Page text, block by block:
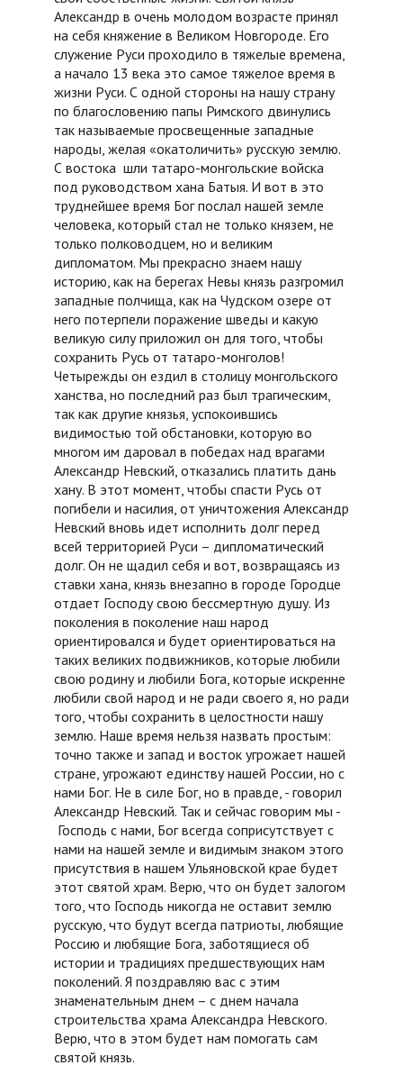
Александр в очень молодом возрасте принял
на себя княжение в Великом Новгороде. Его
служение Руси проходило в тяжелые времена,
а начало 13 века это самое тяжелое время в
жизни Руси. С одной стороны на нашу страну
по благословению папы Римского двинулись
так называемые просвещенные западные
народы, желая «окатоличить» русскую землю.
С востока шли татаро-монгольские войска
под руководством хана Батыя. И вот в это
труднейшее время Бог послал нашей земле
человека, который стал не только князем, не
только полководцем, но и великим
дипломатом. Мы прекрасно знаем нашу
историю, как на берегах Невы князь разгромил
западные полчища, как на Чудском озере от
него потерпели поражение шведы и какую
великую силу приложил он для того, чтобы
сохранить Русь от татаро-монголов!
Четырежды он ездил в столицу монгольского
ханства, но последний раз был трагическим,
так как другие князья, успокоившись
видимостью той обстановки, которую во
многом им даровал в победах над врагами
Александр Невский, отказались платить дань
хану. В этот момент, чтобы спасти Русь от
погибели и насилия, от уничтожения Александр
Невский вновь идет исполнить долг перед
всей территорией Руси – дипломатический
долг. Он не щадил себя и вот, возвращаясь из
ставки хана, князь внезапно в городе Городце
отдает Господу свою бессмертную душу. Из
поколения в поколение наш народ
ориентировался и будет ориентироваться на
таких великих подвижников, которые любили
свою родину и любили Бога, которые искренне
любили свой народ и не ради своего я, но ради
того, чтобы сохранить в целостности нашу
землю. Наше время нельзя назвать простым:
точно также и запад и восток угрожает нашей
стране, угрожают единству нашей России, но с
нами Бог. Не в силе Бог, но в правде, - говорил
Александр Невский. Так и сейчас говорим мы -
Господь с нами, Бог всегда соприсутствует с
нами на нашей земле и видимым знаком этого
присутствия в нашем Ульяновской крае будет
этот святой храм. Верю, что он будет залогом
того, что Господь никогда не оставит землю
русскую, что будут всегда патриоты, любящие
Россию и любящие Бога, заботящиеся об
истории и традициях предшествующих нам
поколений. Я поздравляю вас с этим
знаменательным днем – с днем начала
строительства храма Александра Невского.
Верю, что в этом будет нам помогать сам
святой князь.